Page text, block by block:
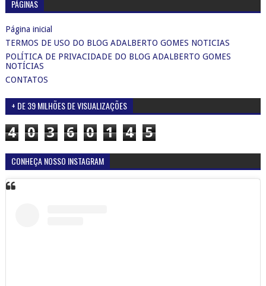
PÁGINAS
Página inicial
TERMOS DE USO DO BLOG ADALBERTO GOMES NOTICIAS
POLÍTICA DE PRIVACIDADE DO BLOG ADALBERTO GOMES
NOTÍCIAS
CONTATOS
+ DE 39 MILHÕES DE VISUALIZAÇÕES
4 0 3 6 0 1 4 5
CONHEÇA NOSSO INSTAGRAM